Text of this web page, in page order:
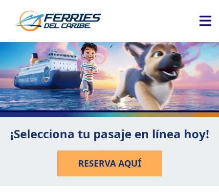
¡Selecciona tu pasaje en línea hoy!
RESERVA AQUÍ